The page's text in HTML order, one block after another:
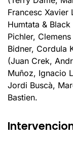
Francesc
Humtata &
Pichler,
Bidner, Cordula
(Juan Crek,
Muñoz, Ignacio
Jordi Buscà,
Bastien.